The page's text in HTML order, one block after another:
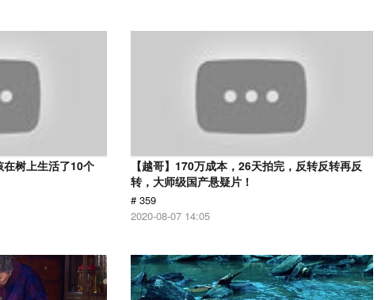
在树上生活了10个
【越哥】170万成本，26天拍完，反转反转再反
转，大师级国产悬疑片！
# 359
2020-08-07 14:05